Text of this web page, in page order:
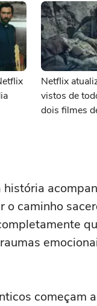
Netflix
vistos de
dois filmes
o caminho
começam